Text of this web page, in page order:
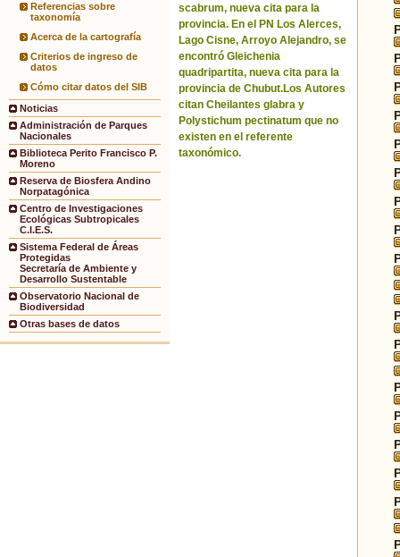
Referencias sobre
taxonomía
Acerca de la cartografía
Criterios de ingreso de
datos
Cómo citar datos del SIB
Noticias
Administración de Parques
Nacionales
Biblioteca Perito Francisco P.
Moreno
Reserva de Biosfera Andino
Norpatagónica
Centro de Investigaciones
Ecológicas Subtropicales
C.I.E.S.
Sistema Federal de Áreas
Protegidas
Secretaría de Ambiente y
Desarrollo Sustentable
Observatorio Nacional de
Biodiversidad
Otras bases de datos
scabrum, nueva cita para la
provincia. En el PN Los Alerces,
Lago Cisne, Arroyo Alejandro, se
encontró Gleichenia
quadripartita, nueva cita para la
provincia de Chubut.Los Autores
citan Cheilantes glabra y
Polystichum pectinatum que no
existen en el referente
taxonómico.